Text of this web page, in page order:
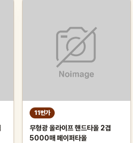
11번가
무형광 올라이프 핸드타올 2겹
5000매 페이퍼타올